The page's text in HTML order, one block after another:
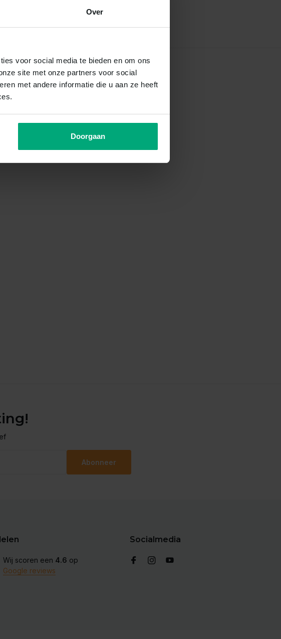
Over
voor social media te bieden en om ons
site met onze partners voor social
met andere informatie die u aan ze heeft
Doorgaan
Abonneer
Wij scoren een 4.6 op
Google reviews
Socialmedia